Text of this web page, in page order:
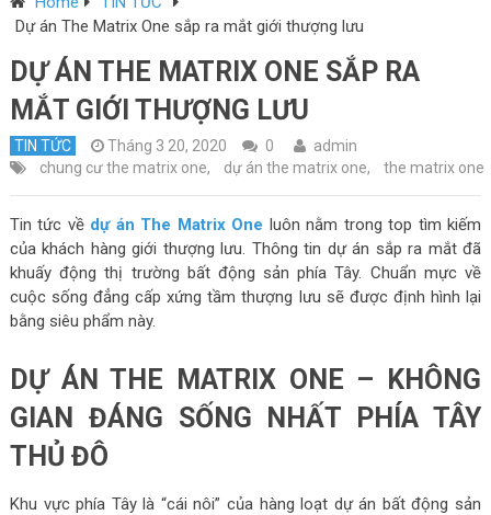
Dự án The Matrix One sắp ra mắt giới thượng lưu
DỰ ÁN THE MATRIX ONE SẮP RA
MẮT GIỚI THƯỢNG LƯU
TIN TỨC Tháng 3 20, 2020 0
admin
chung cư the matrix one, dự án the matrix one, the matrix one
Tin tức về dự án The Matrix One luôn nằm trong top tìm kiếm
của khách hàng giới thượng lưu. Thông tin dự án sắp ra mắt đã
khuấy động thị trường bất động sản phía Tây. Chuẩn mực về
cuộc sống đẳng cấp xứng tầm thượng lưu sẽ được định hình lại
bằng siêu phẩm này.
DỰ ÁN THE MATRIX ONE – KHÔNG
GIAN ĐÁNG SỐNG NHẤT PHÍA TÂY
THỦ ĐÔ
Khu vực phía Tây là “cái nôi” của hàng loạt dự án bất động sản